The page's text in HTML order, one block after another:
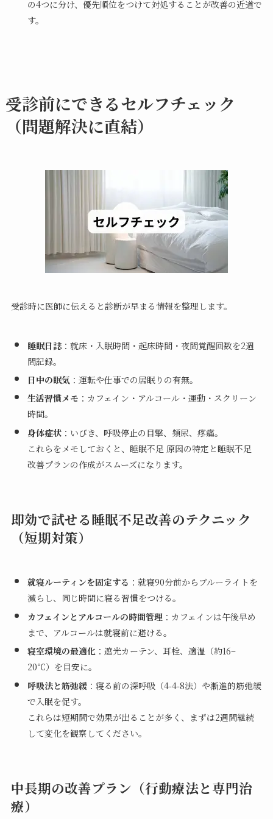
の4つに分け、優先順位をつけて対処することが改善の近道で
す。
受診前にできるセルフチェック
（問題解決に直結）
受診時に医師に伝えると診断が早まる情報を整理します。
睡眠日誌：就床・入眠時間・起床時間・夜間覚醒回数を2週
間記録。
日中の眠気：運転や仕事での居眠りの有無。
生活習慣メモ ：カフェイン・アルコール・運動・スクリーン
時間。
身体症状：いびき、呼吸停止の目撃、頻尿、疼痛。
これらをメモしておくと、睡眠不足 原因の特定と睡眠不足
改善プランの作成がスムーズになります。
即効で試せる睡眠不足改善のテクニック
（短期対策）
就寝ルーティンを固定する ：就寝90分前からブルーライトを
減らし、同じ時間に寝る習慣をつける。
カフェインとアルコールの時間管理：カフェインは午後早め
まで、アルコールは就寝前に避ける。
寝室環境の最適化：遮光カーテン、耳栓、適温（約16–
20℃）を目安に。
呼吸法と筋弛緩：寝る前の深呼吸（4‑4‑8法）や漸進的筋弛緩
で入眠を促す。
これらは短期間で効果が出ることが多く、まずは2週間継続
して変化を観察してください。
中長期の改善プラン（行動療法と専門治
療）